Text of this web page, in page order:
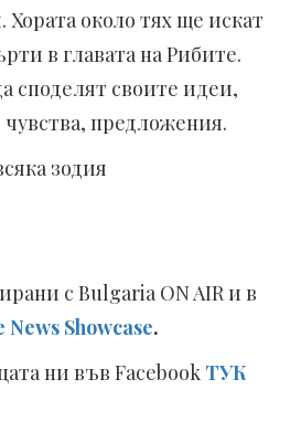
Хората около тях ще искат
в главата на Рибите.
споделят своите идеи,
предложения.
зодия
с Bulgaria ON AIR и в
News Showcase.
ни във Facebook ТУК